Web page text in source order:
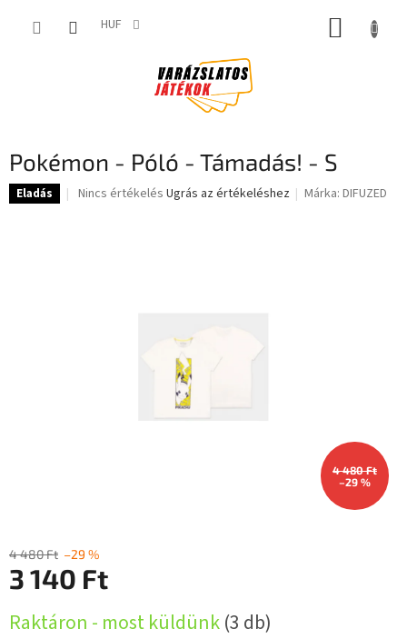
HUF KOSÁR
Pokémon - Póló - Támadás! - S
Eladás
A
Nincs értékelés Ugrás az értékeléshez Márka:DIFUZED
4 480 Ft
–29 %
4 480 Ft –29 %
3 140 Ft
Raktáron - most küldünk(3 db)